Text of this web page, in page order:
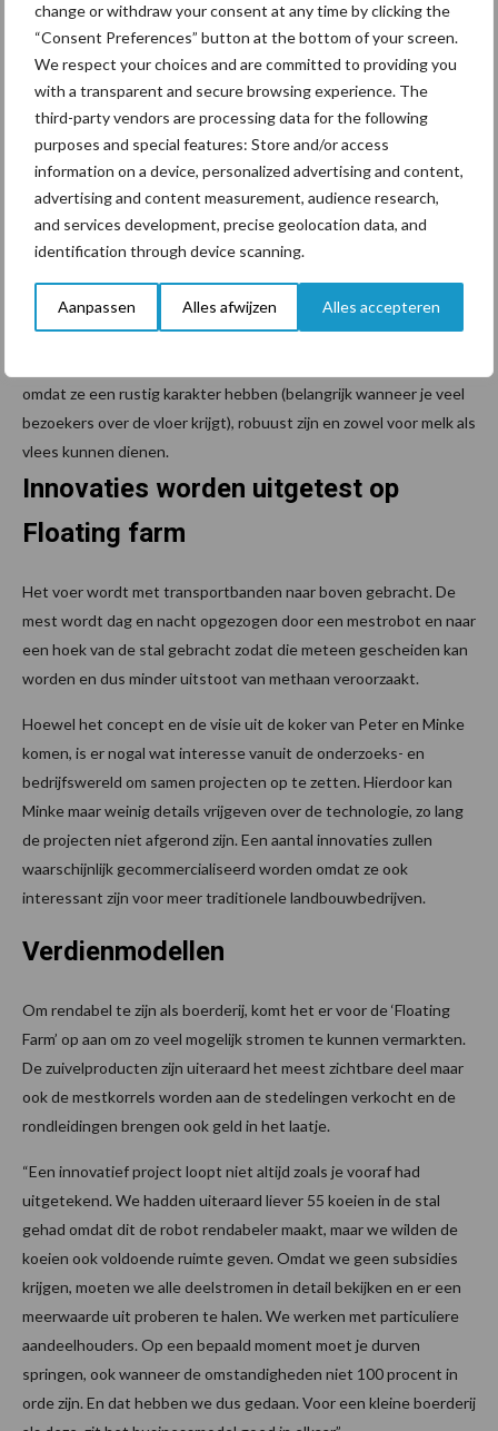
change or withdraw your consent at any time by clicking the
“Consent Preferences” button at the bottom of your screen.
We respect your choices and are committed to providing you
with a transparent and secure browsing experience. The
third-party vendors are processing data for the following
purposes and special features: Store and/or access
information on a device, personalized advertising and content,
advertising and content measurement, audience research,
and services development, precise geolocation data, and
identification through device scanning.
Aanpassen Alles afwijzen Alles accepteren
geruststelling.”
omdat ze een rustig karakter hebben (belangrijk wanneer je veel
bezoekers over de vloer krijgt), robuust zijn en zowel voor melk als
vlees kunnen dienen.
Innovaties worden uitgetest op
Floating farm
Het voer wordt met transportbanden naar boven gebracht. De
mest wordt dag en nacht opgezogen door een mestrobot en naar
een hoek van de stal gebracht zodat die meteen gescheiden kan
worden en dus minder uitstoot van methaan veroorzaakt.
Hoewel het concept en de visie uit de koker van Peter en Minke
komen, is er nogal wat interesse vanuit de onderzoeks- en
bedrijfswereld om samen projecten op te zetten. Hierdoor kan
Minke maar weinig details vrijgeven over de technologie, zo lang
de projecten niet afgerond zijn. Een aantal innovaties zullen
waarschijnlijk gecommercialiseerd worden omdat ze ook
interessant zijn voor meer traditionele landbouwbedrijven.
Verdienmodellen
Om rendabel te zijn als boerderij, komt het er voor de ‘Floating
Farm’ op aan om zo veel mogelijk stromen te kunnen vermarkten.
De zuivelproducten zijn uiteraard het meest zichtbare deel maar
ook de mestkorrels worden aan de stedelingen verkocht en de
rondleidingen brengen ook geld in het laatje.
“Een innovatief project loopt niet altijd zoals je vooraf had
uitgetekend. We hadden uiteraard liever 55 koeien in de stal
gehad omdat dit de robot rendabeler maakt, maar we wilden de
koeien ook voldoende ruimte geven. Omdat we geen subsidies
krijgen, moeten we alle deelstromen in detail bekijken en er een
meerwaarde uit proberen te halen. We werken met particuliere
aandeelhouders. Op een bepaald moment moet je durven
springen, ook wanneer de omstandigheden niet 100 procent in
orde zijn. En dat hebben we dus gedaan. Voor een kleine boerderij